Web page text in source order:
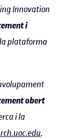
Innovation
i
plataforma
obert
i la
.